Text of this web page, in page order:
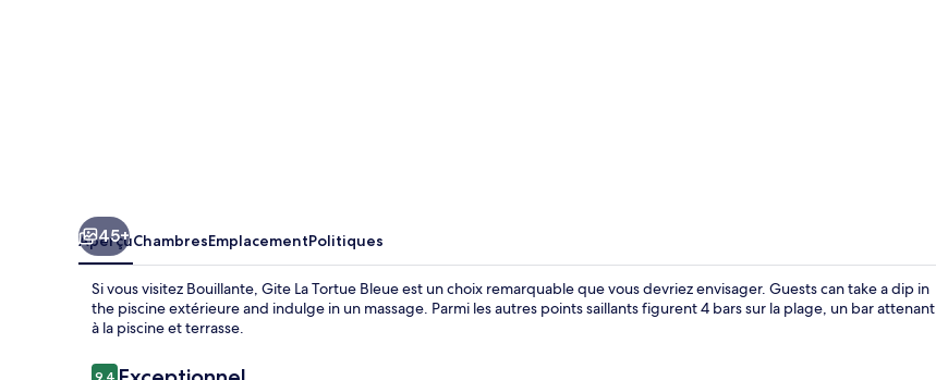
45+
AperçuChambresEmplacementPolitiques
Si vous visitez Bouillante, Gite La Tortue Bleue est un choix remarquable que vous devriez envisager. Guests can take a dip in
the piscine extérieure and indulge in un massage. Parmi les autres points saillants figurent 4 bars sur la plage, un bar attenant
à la piscine et terrasse.
Avis
9,4